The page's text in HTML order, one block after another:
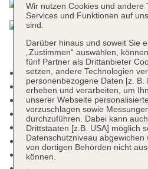
Nichtraucherhotel,
Check-in Zeit ab 14:00 Uhr
Check-out Zeit bis 12:00
Rezeption: Sprachen:
Lift
Gemeinschaftslounge/TV-
begrünter Innenhof,
Wir nutzen Cookies und andere
Services und Funktionen auf
sind.
Darüber hinaus und soweit Sie
„Zustimmen“ auswählen,
fünf Partner als Drittanbieter
setzen, andere Technologien
personenbezogene Daten [z. B.
erheben und verarbeiten, um
unserer Webseite
vorzuschlagen sowie
durchzuführen. Dabei kann
Drittstaaten [z.B. USA] möglich
Datenschutzniveau
von dortigen Behörden nicht
können.